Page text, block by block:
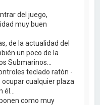
del juego,
muy buen
de la actualidad del
un poco de la
Submarinos...
teclado ratón -
cualquier plaza
como muy